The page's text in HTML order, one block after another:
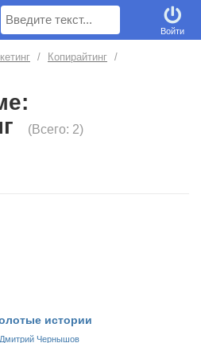
Поиск
Войти
/ Копирайтинг /
(Всего: 2)
истории
Дмитрий Чернышов